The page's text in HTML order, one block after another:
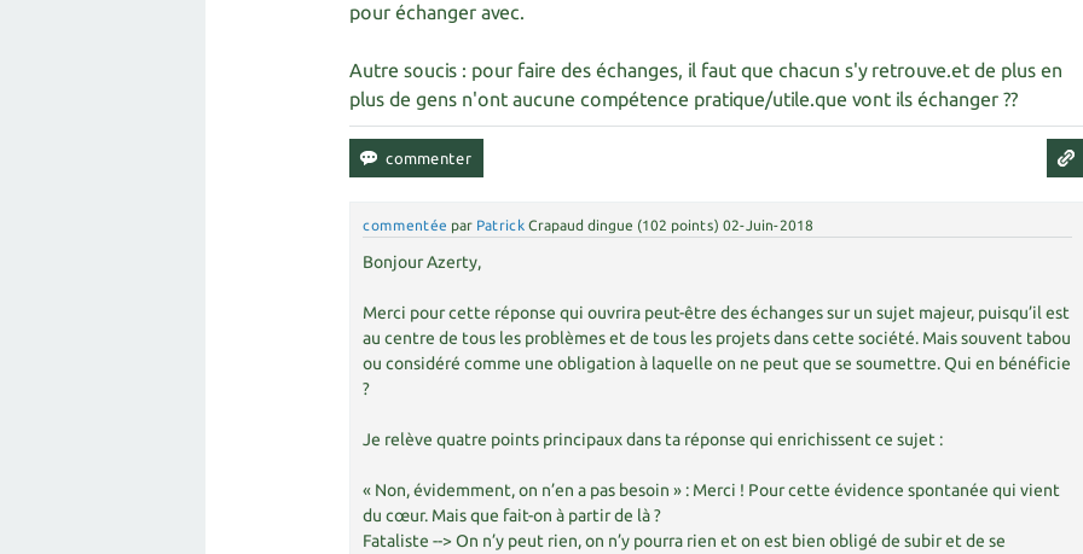
pour échanger avec.
Autre soucis : pour faire des échanges, il faut que chacun s'y retrouve.et de plus en
plus de gens n'ont aucune compétence pratique/utile.que vont ils échanger ??
commentée par Patrick Crapaud dingue (102 points) 02-Juin-2018
Bonjour Azerty,
Merci pour cette réponse qui ouvrira peut-être des échanges sur un sujet majeur, puisqu’il est
au centre de tous les problèmes et de tous les projets dans cette société. Mais souvent tabou
ou considéré comme une obligation à laquelle on ne peut que se soumettre. Qui en bénéficie
?
Je relève quatre points principaux dans ta réponse qui enrichissent ce sujet :
« Non, évidemment, on n’en a pas besoin » : Merci ! Pour cette évidence spontanée qui vient
du cœur. Mais que fait-on à partir de là ?
Fataliste --> On n’y peut rien, on n’y pourra rien et on est bien obligé de subir et de se